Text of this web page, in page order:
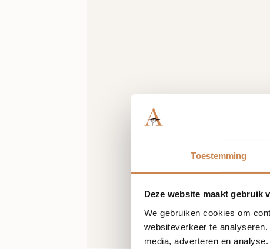
Toestemming
Deze website maakt gebruik
We gebruiken cookies om
websiteverkeer te
media, adverteren en